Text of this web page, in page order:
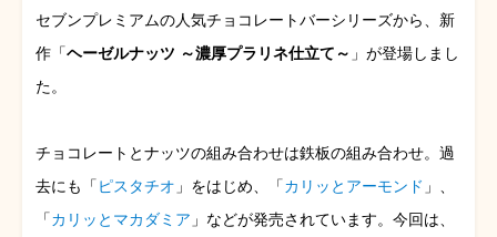
セブンプレミアムの人気チョコレートバーシリーズから、新
作「ヘーゼルナッツ ～濃厚プラリネ仕立て～ 」が登場しまし
た。
チョコレートとナッツの組み合わせは鉄板の組み合わせ。過
去にも「 ピスタチオ 」をはじめ、「カリッとアーモンド 」、
「カリッとマカダミア 」などが発売されています。今回は、